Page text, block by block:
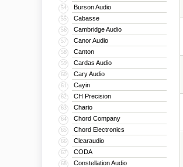
54 Burson Audio
55 Cabasse
56 Cambridge Audio
57 Canor Audio
58 Canton
59 Cardas Audio
60 Cary Audio
61 Cayin
62 CH Precision
63 Chario
64 Chord Company
65 Chord Electronics
66 Clearaudio
67 CODA
68 Constellation Audio